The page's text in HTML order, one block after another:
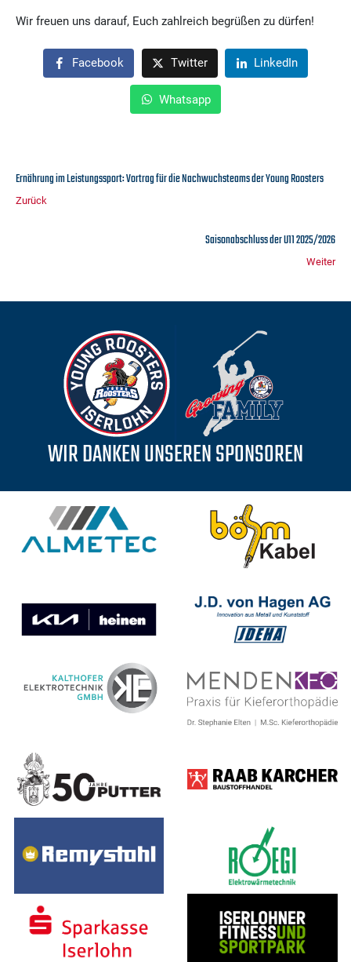
Wir freuen uns darauf, Euch zahlreich begrüßen zu dürfen!
Facebook Twitter LinkedIn
Whatsapp
Ernährung im Leistungssport: Vortrag für die Nachwuchsteams der Young Roosters
Zurück
Saisonabschluss der U11 2025/2026
Weiter
WIR DANKEN UNSEREN SPONSOREN